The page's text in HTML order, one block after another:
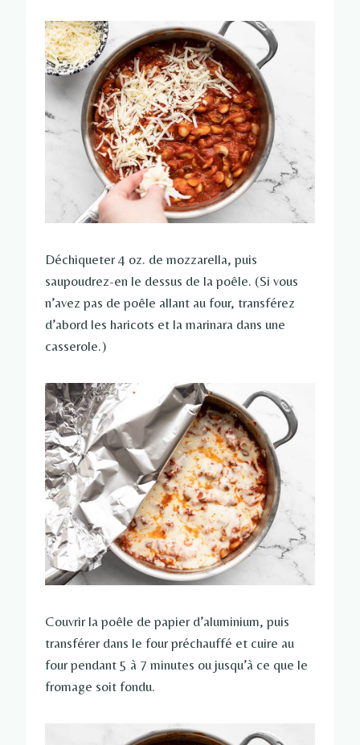
Déchiqueter 4 oz. de mozzarella, puis
saupoudrez-en le dessus de la poêle. (Si vous
n’avez pas de poêle allant au four, transférez
d’abord les haricots et la marinara dans une
casserole.)
Couvrir la poêle de papier d’aluminium, puis
transférer dans le four préchauffé et cuire au
four pendant 5 à 7 minutes ou jusqu’à ce que le
fromage soit fondu.